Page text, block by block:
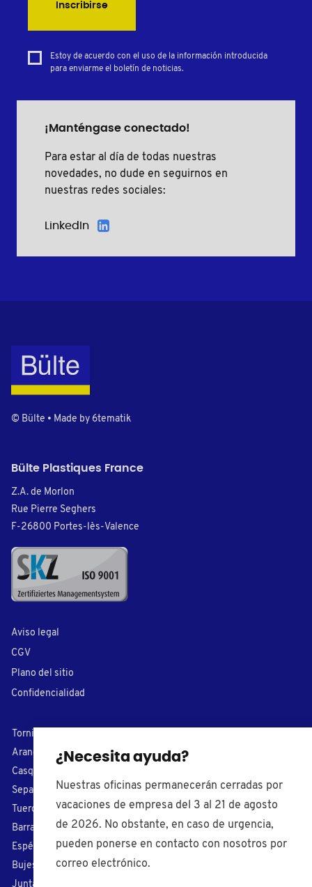
¿Necesita ayuda?
Nuestras oficinas permanecerán cerradas por
vacaciones de empresa del 3 al 21 de agosto
de 2026. No obstante, en caso de urgencia,
pueden ponerse en contacto con nosotros por
correo electrónico.
Inscribirse
Estoy de acuerdo con el uso de la información introducida
para enviarme el boletín de noticias.
¡Manténgase conectado!
Para estar al día de todas nuestras
novedades, no dude en seguirnos en
nuestras redes sociales:
LinkedIn
© Bülte • Made by 6tematik
Bülte Plastiques France
Z.A. de Morlon
Rue Pierre Seghers
F-26800 Portes-lès-Valence
Aviso legal
CGV
Plano del sitio
Confidencialidad
Tornillos plásticos
Arandelas de nylon
Conteras
Casquillos
Separadores
Tapones plásticos
Tuercas plásticas
Cojinetes
Barras roscados
Pomos de apriete
Espérragos
Tiradores
Bujes aislantes
Patas regulables
Juntas tóricas